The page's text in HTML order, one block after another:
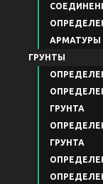
АРМАТУРЫ
ГРУНТЫ
ГРУНТА
ГРУНТА